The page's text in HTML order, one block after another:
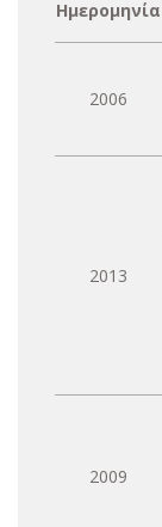
Ημερομηνία
2006
2013
2009